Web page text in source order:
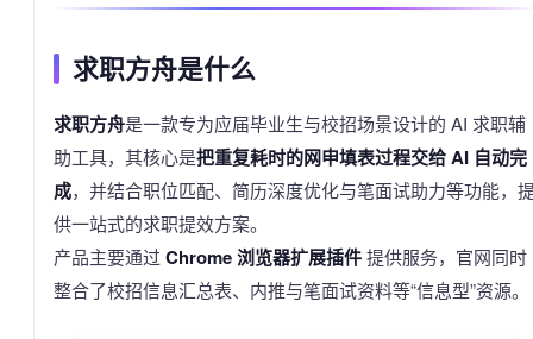
求职方舟是什么
求职方舟是一款专为应届毕业生与校招场景设计的 AI 求职辅
助工具，其核心是把重复耗时的网申填表过程交给 AI 自动完
成，并结合职位匹配、简历深度优化与笔面试助力等功能，
供一站式的求职提效方案。
产品主要通过 Chrome 浏览器扩展插件提供服务，官网同时
整合了校招信息汇总表、内推与笔面试资料等“信息型”资源。